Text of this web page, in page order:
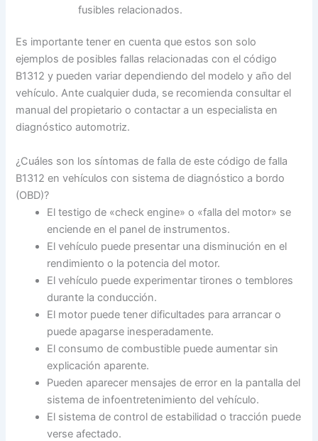
fusibles relacionados.
Es importante tener en cuenta que estos son solo
ejemplos de posibles fallas relacionadas con el código
B1312 y pueden variar dependiendo del modelo y año del
vehículo. Ante cualquier duda, se recomienda consultar el
manual del propietario o contactar a un especialista en
diagnóstico automotriz.
¿Cuáles son los síntomas de falla de este código de falla
B1312 en vehículos con sistema de diagnóstico a bordo
(OBD)?
El testigo de «check engine» o «falla del motor» se
enciende en el panel de instrumentos.
El vehículo puede presentar una disminución en el
rendimiento o la potencia del motor.
El vehículo puede experimentar tirones o temblores
durante la conducción.
El motor puede tener dificultades para arrancar o
puede apagarse inesperadamente.
El consumo de combustible puede aumentar sin
explicación aparente.
Pueden aparecer mensajes de error en la pantalla del
sistema de infoentretenimiento del vehículo.
El sistema de control de estabilidad o tracción puede
verse afectado.